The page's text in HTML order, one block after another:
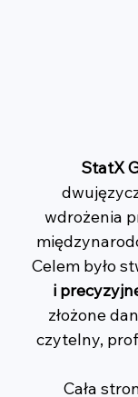
StatX
wdrożenia
Celem było
i
złożone
czytelny,
Cała